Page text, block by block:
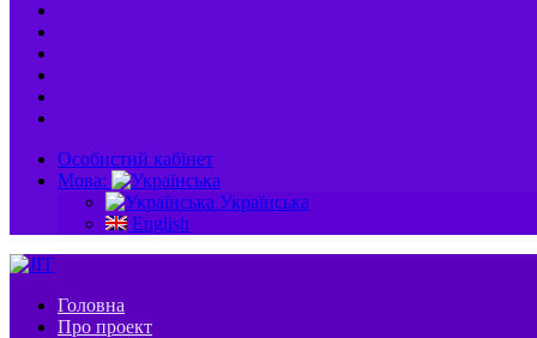
Особистий кабінет
Мова:
Українська
English
Головна
Про проект